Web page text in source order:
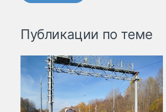
Публикации по теме